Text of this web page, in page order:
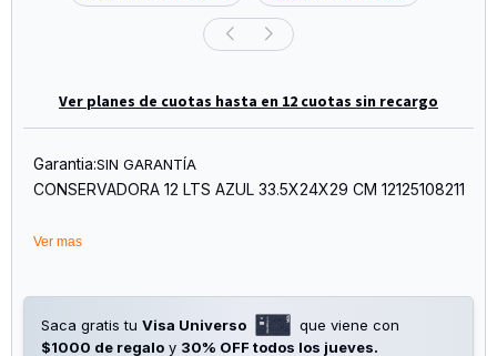
Ver planes de cuotas hasta en 12 cuotas sin recargo
Garantia:SIN GARANTÍA
CONSERVADORA 12 LTS AZUL 33.5X24X29 CM 12125108211
Ver mas
Saca gratis tu Visa Universo
que viene con
$1000 de regalo y 30% OFF todos los jueves.